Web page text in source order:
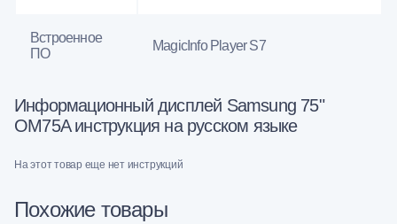
Встроенное
ПО
MagicInfo Player S7
Информационный дисплей Samsung 75"
OM75A инструкция на русском языке
На этот товар еще нет инструкций
Похожие товары